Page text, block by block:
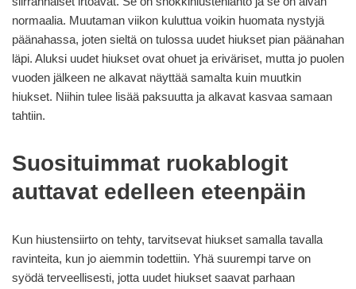
normaalia. Muutaman viikon kuluttua voikin huomata nystyjä
päänahassa, joten sieltä on tulossa uudet hiukset pian päänahan
läpi. Aluksi uudet hiukset ovat ohuet ja eriväriset, mutta jo puolen
vuoden jälkeen ne alkavat näyttää samalta kuin muutkin
hiukset. Niihin tulee lisää paksuutta ja alkavat kasvaa samaan
tahtiin.
Suosituimmat ruokablogit
auttavat edelleen eteenpäin
Kun hiustensiirto on tehty, tarvitsevat hiukset samalla tavalla
ravinteita, kun jo aiemmin todettiin. Yhä suurempi tarve on
syödä terveellisesti, jotta uudet hiukset saavat parhaan